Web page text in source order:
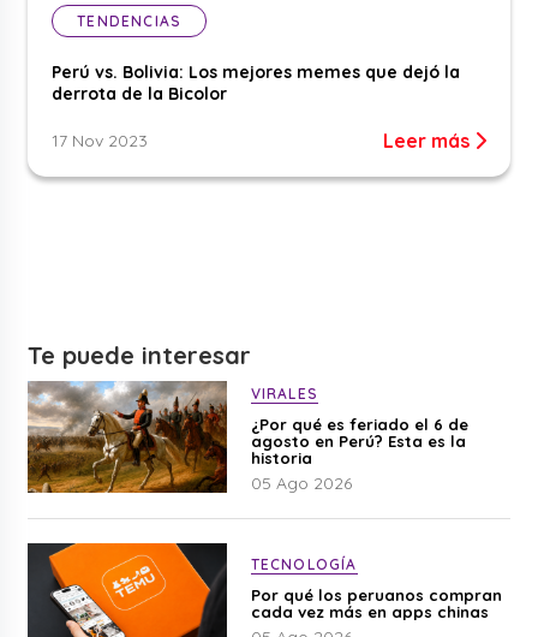
TENDENCIAS
Perú vs. Bolivia: Los mejores memes que dejó la
derrota de la Bicolor
17 Nov 2023 Leer más
Te puede interesar
VIRALES
¿Por qué es feriado el 6 de
agosto en Perú? Esta es la
historia
05 Ago 2026
TECNOLOGÍA
Por qué los peruanos compran
cada vez más en apps chinas